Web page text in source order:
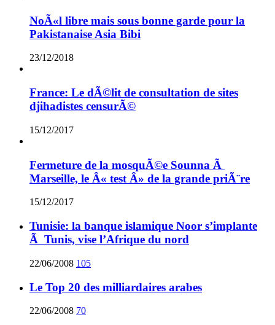
NoÃ«l libre mais sous bonne garde pour la
Pakistanaise Asia Bibi
23/12/2018
France: Le dÃ©lit de consultation de sites
djihadistes censurÃ©
15/12/2017
Fermeture de la mosquÃ©e Sounna Ã
Marseille, le Â« test Â» de la grande priÃ¨re
15/12/2017
Tunisie: la banque islamique Noor s’implante
Ã Tunis, vise l’Afrique du nord
22/06/2008 105
Le Top 20 des milliardaires arabes
22/06/2008 70